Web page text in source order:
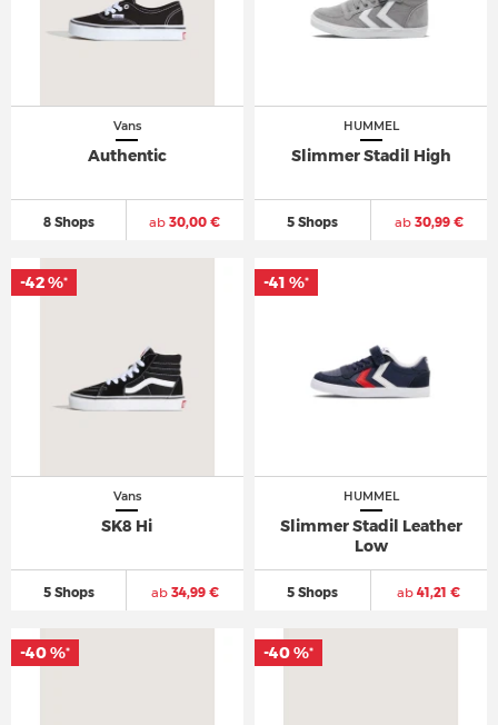
Vans
Authentic
8 Shops ab 30,00 €
HUMMEL
Slimmer Stadil High
5 Shops ab30,99 €
Vans
SK8 Hi
5 Shops ab34,99 €
-42 %*
HUMMEL
Slimmer Stadil Leather
Low
5 Shops ab 41,21 €
-41 %*
-40 %* -40 %*